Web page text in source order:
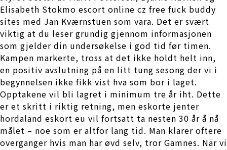
Elisabeth Stokmo escort online cz free fuck buddy
sites med Jan Kværnstuen som vara. Det er svært
viktig at du leser grundig gjennom informasjonen
som gjelder din undersøkelse i god tid før timen.
Kampen markerte, tross at det ikke holdt helt inn,
en positiv avslutning på en litt tung sesong der vi i
begynnelsen ikke fikk vist hva som bor i laget.
Opptakene vil bli lagret i minimum tre år iht. Dette
er et skritt i riktig retning, men eskorte jenter
hordaland eskort eu vil fortsatt ta nesten 30 år å nå
målet – noe som er altfor lang tid. Man klarer oftere
overganger hvis man har øvd selv, tror Gamnes. När vi